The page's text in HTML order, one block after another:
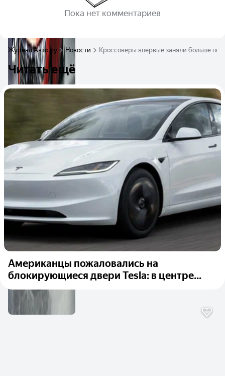
Пока нет комментариев
Журнал Авто.ру Новости Кроссоверы впервые заняли больше
Читать ещё
Американцы пожаловались на
блокирующиеся двери Tesla: в центре...